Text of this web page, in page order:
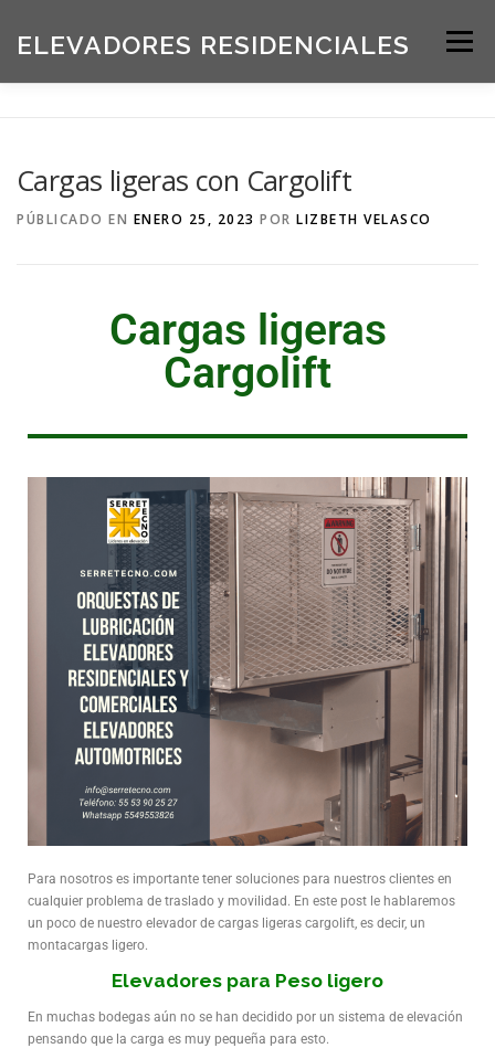
ELEVADORES RESIDENCIALES Menú
Cargas ligeras con Cargolift
PÚBLICADO EN ENERO 25, 2023 POR LIZBETH VELASCO
Cargas ligeras
Cargolift
Para nosotros es importante tener soluciones para nuestros clientes en
cualquier problema de traslado y movilidad. En este post le hablaremos
un poco de nuestro elevador de cargas ligeras cargolift, es decir, un
montacargas ligero.
Elevadores para Peso ligero
En muchas bodegas aún no se han decidido por un sistema de elevación
pensando que la carga es muy pequeña para esto.